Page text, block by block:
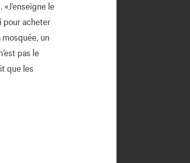
le
pour acheter
un
pas le
que les